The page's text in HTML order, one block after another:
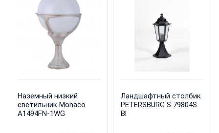
Наземный низкий
светильник Monaco
A1494FN-1WG
Ландшафтный столбик
PETERSBURG S 79804S
Bl